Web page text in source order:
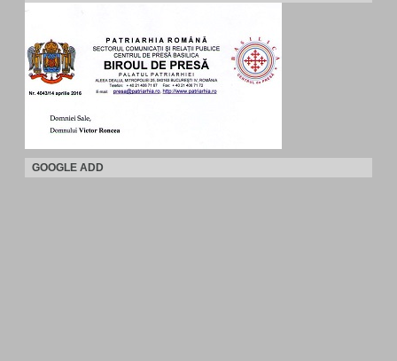
GOOGLE ADD